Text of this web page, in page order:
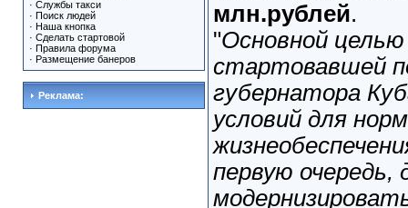
· Службы такси
· Поиск людей
· Наша кнопка
· Сделать стартовой
· Правила форума
· Размещение банеров
Реклама:
млн.рублей.
"Основной
стартовавшей
губернатора
условий для
первую